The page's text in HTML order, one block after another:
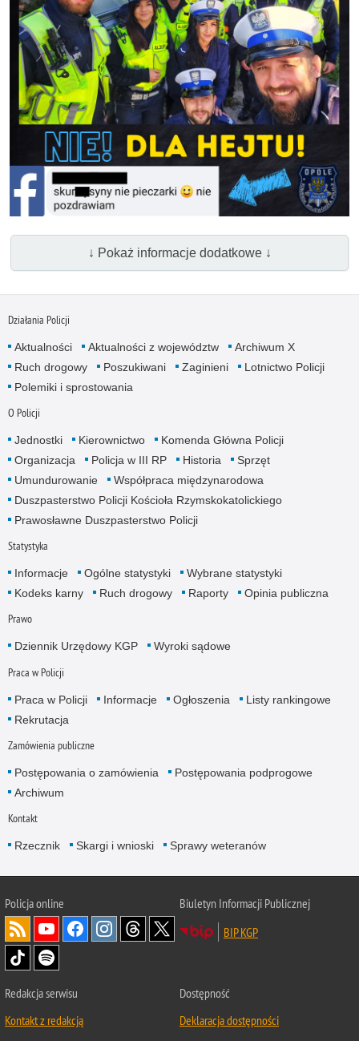
↓ Pokaż informacje dodatkowe ↓
Działania Policji
Aktualności Aktualności z województw
Archiwum X
Ruch drogowy
Poszukiwani Zaginieni
Lotnictwo Policji
Polemiki i sprostowania
O Policji
Jednostki Kierownictwo
Komenda Główna Policji
Organizacja
Policja w III RP Historia
Sprzęt
Umundurowanie
Współpraca międzynarodowa
Duszpasterstwo Policji Kościoła Rzymskokatolickiego
Prawosławne Duszpasterstwo Policji
Statystyka
Informacje Ogólne statystyki
Wybrane statystyki
Kodeks karny
Ruch drogowy Raporty Opinia publiczna
Prawo
Dziennik Urzędowy KGP Wyroki sądowe
Praca w Policji
Praca w Policji Informacje Ogłoszenia
Listy rankingowe
Rekrutacja
Zamówienia publiczne
Postępowania o zamówienia
Postępowania podprogowe
Archiwum
Kontakt
Rzecznik Skargi i wnioski Sprawy weteranów
Policjaonline
Biuletyn Informacji Publicznej
BIP KGP
Redakcja serwisu
Kontakt z redakcją
Dostępność
Deklaracja dostępności